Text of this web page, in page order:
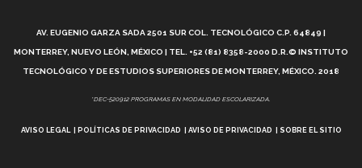
¿Cómo es el Modelo Educativo Tec? (video)
Vida Tec: Feminismo e Inteligencia Artificial, Paola
AV. EUGENIO GARZA SADA 2501 SUR COL. TECNOLÓGICO C.P. 64849 |
MONTERREY, NUEVO LEÓN, MÉXICO | TEL. +52 (81) 8358-2000 D.R.© INSTITUTO
TECNOLÓGICO Y DE ESTUDIOS SUPERIORES DE MONTERREY, MÉXICO. 2018
*DEC-520912 PROGRAMAS EN MODALIDAD ESCOLARIZADA.
AVISO LEGAL POLÍTICAS DE PRIVACIDAD AVISO DE PRIVACIDAD SOBRE EL SITIO